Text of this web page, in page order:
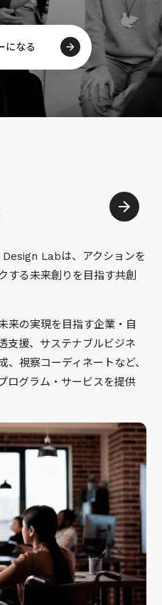
になる
Labは、アクションを
する未来創りを目指す共創
来の実現を目指す企業・自
支援、サステナブルビジネ
視察コーディネートなど、
ログラム・サービスを提供